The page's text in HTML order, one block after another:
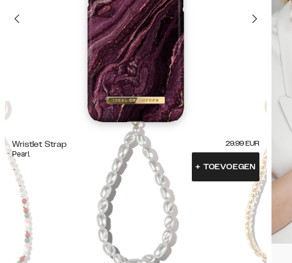
Wristlet Strap
Pearl
29.99 EUR
+ TOEVOEGEN